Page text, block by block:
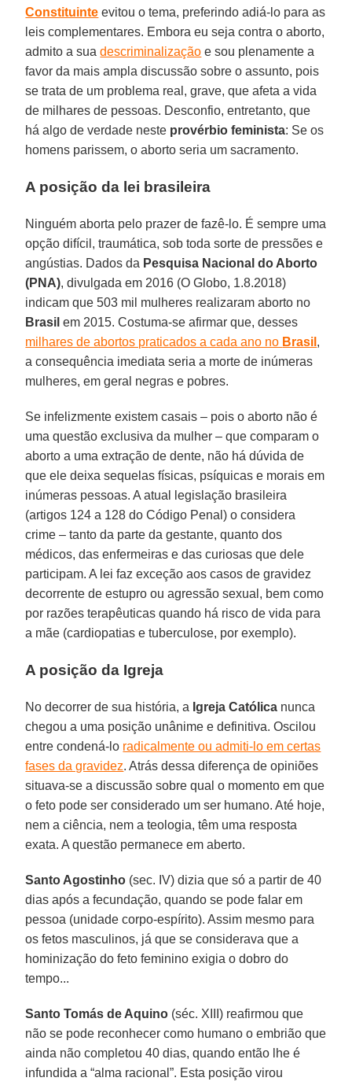
Constituinte evitou o tema, preferindo adiá-lo para as
leis complementares. Embora eu seja contra o aborto,
admito a suadescriminalização e sou plenamente a
favor da mais ampla discussão sobre o assunto, pois
se trata de um problema real, grave, que afeta a vida
de milhares de pessoas. Desconfio, entretanto, que
há algo de verdade neste provérbio feminista: Se os
homens parissem, o aborto seria um sacramento.
A posição da lei brasileira
Ninguém aborta pelo prazer de fazê-lo. É sempre uma
opção difícil, traumática, sob toda sorte de pressões e
angústias. Dados da Pesquisa Nacional do Aborto
(PNA), divulgada em 2016 (O Globo, 1.8.2018)
indicam que 503 mil mulheres realizaram aborto no
Brasil em 2015. Costuma-se afirmar que, desses
milhares de abortos praticados a cada ano no Brasil ,
a consequência imediata seria a morte de inúmeras
mulheres, em geral negras e pobres.
Se infelizmente existem casais – pois o aborto não é
uma questão exclusiva da mulher – que comparam o
aborto a uma extração de dente, não há dúvida de
que ele deixa sequelas físicas, psíquicas e morais em
inúmeras pessoas. A atual legislação brasileira
(artigos 124 a 128 do Código Penal) o considera
crime – tanto da parte da gestante, quanto dos
médicos, das enfermeiras e das curiosas que dele
participam. A lei faz exceção aos casos de gravidez
decorrente de estupro ou agressão sexual, bem como
por razões terapêuticas quando há risco de vida para
a mãe (cardiopatias e tuberculose, por exemplo).
A posição da Igreja
No decorrer de sua história, a Igreja Católica nunca
chegou a uma posição unânime e definitiva. Oscilou
entre condená-lo radicalmente ou admiti-lo em certas
fases da gravidez. Atrás dessa diferença de opiniões
situava-se a discussão sobre qual o momento em que
o feto pode ser considerado um ser humano. Até hoje,
nem a ciência, nem a teologia, têm uma resposta
exata. A questão permanece em aberto.
Santo Agostinho (sec. IV) dizia que só a partir de 40
dias após a fecundação, quando se pode falar em
pessoa (unidade corpo-espírito). Assim mesmo para
os fetos masculinos, já que se considerava que a
hominização do feto feminino exigia o dobro do
tempo...
Santo Tomás de Aquino (séc. XIII) reafirmou que
não se pode reconhecer como humano o embrião que
ainda não completou 40 dias, quando então lhe é
infundida a “alma racional”. Esta posição virou